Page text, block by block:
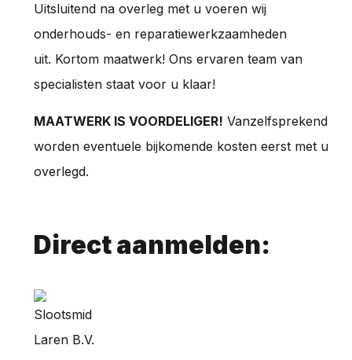
Uitsluitend na overleg met u voeren wij
onderhouds- en reparatiewerkzaamheden
uit. Kortom maatwerk! Ons ervaren team van
specialisten staat voor u klaar!
MAATWERK IS VOORDELIGER! Vanzelfsprekend
worden eventuele bijkomende kosten eerst met u
overlegd.
Direct aanmelden: